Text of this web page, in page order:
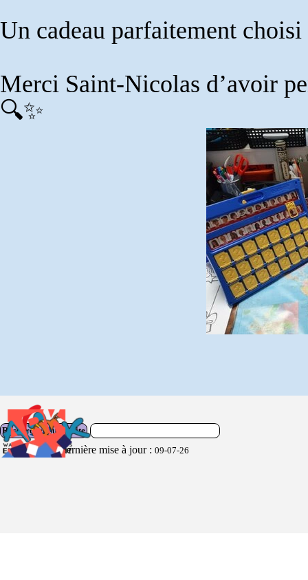
Un cadeau parfaitement
Merci Saint-Nicolas d’avoir
🔍✨
Rechercher sur le site
Dernière mise à jour : 09-07-26